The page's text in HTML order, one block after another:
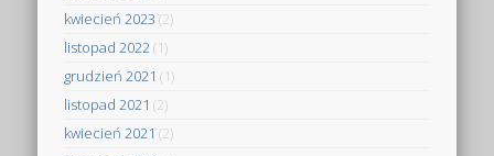
kwiecień 2023 (2)
listopad 2022(1)
grudzień 2021 (1)
listopad 2021 (2)
kwiecień 2021 (2)